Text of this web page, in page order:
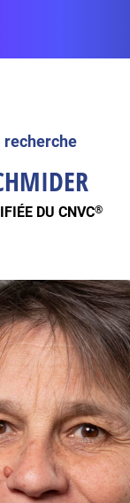
recherche
DU CNVC®